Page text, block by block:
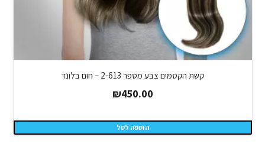
קשת הקסמים צבע מספר 2-613 – חום בלונד
₪450.00
הוספה לסל